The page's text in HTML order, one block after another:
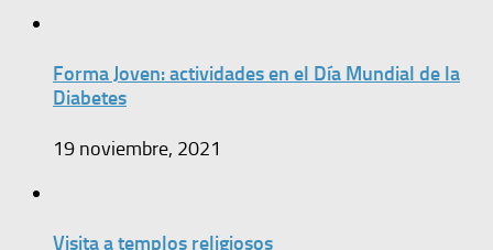
Forma Joven: actividades en el Día Mundial de la
Diabetes
19 noviembre, 2021
Visita a templos religiosos